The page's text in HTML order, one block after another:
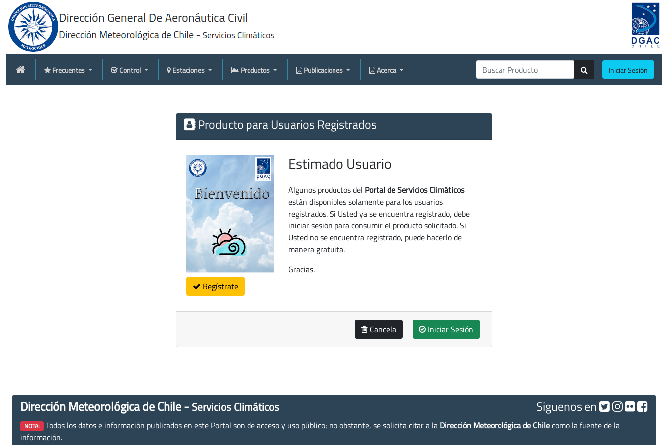
Frecuentes Control Estaciones Productos Publicaciones Acerca Iniciar Sesión
Producto para Usuarios Registrados
Regístrate
Estimado Usuario
Algunos productos del Portal de Servicios Climáticos
están disponibles solamente para los usuarios
registrados. Si Usted ya se encuentra registrado, debe
iniciar sesión para consumir el producto solicitado. Si
Usted no se encuentra registrado, puede hacerlo de
manera gratuita.
Gracias.
Cancela Iniciar Sesión
Dirección Meteorológica de Chile - Servicios Climáticos Siguenos en
NOTA: Todos los datos e información publicados en este Portal son de acceso y uso público; no obstante, se solicita citar a la Dirección Meteorológica de Chilecomo la fuente de la
información.